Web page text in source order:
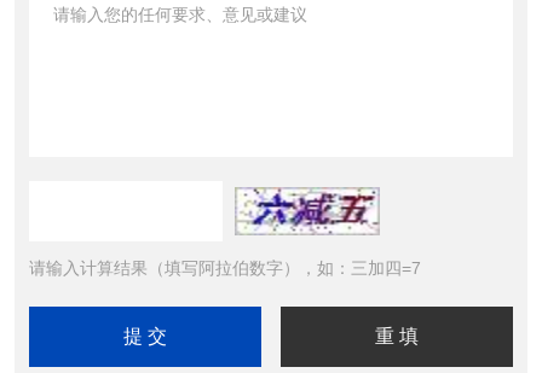
请输入计算结果（填写阿拉伯数字），如：三加四=7